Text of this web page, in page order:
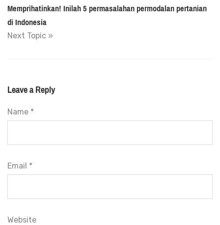
Memprihatinkan! Inilah 5 permasalahan permodalan pertanian
di Indonesia
Next Topic »
Leave a Reply
Name *
Email *
Website